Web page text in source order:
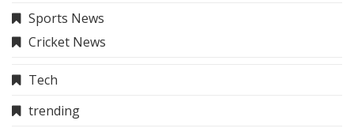
Sports News
Cricket News
Tech
trending